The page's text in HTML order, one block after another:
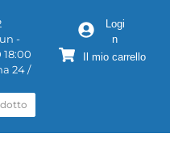
-
18:00
24 /
Logi
n
Il mio carrello